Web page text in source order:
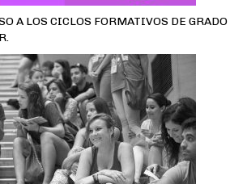
A LOS CICLOS FORMATIVOS DE GRADO